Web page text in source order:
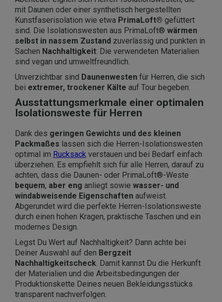
mit Daunen oder einer synthetisch hergestellten
Kunstfaserisolation wie etwa PrimaLoft® gefüttert
sind. Die Isolationswesten aus PrimaLoft® wärmen
selbst in nassem Zustand zuverlässig und punkten in
Sachen Nachhaltigkeit: Die verwendeten Materialien
sind vegan und umweltfreundlich.
Unverzichtbar sind Daunenwesten für Herren, die sich
bei extremer, trockener Kälte auf Tour begeben.
Ausstattungsmerkmale einer optimalen
Isolationsweste für Herren
Dank des geringen Gewichts und des kleinen
Packmaßes lassen sich die Herren-Isolationswesten
optimal im Rucksack verstauen und bei Bedarf einfach
überziehen. Es empfiehlt sich für alle Herren, darauf zu
achten, dass die Daunen- oder PrimaLoft®-Weste
bequem, aber eng anliegt sowie wasser- und
windabweisende Eigenschaften aufweist.
Abgerundet wird die perfekte Herren-Isolationsweste
durch einen hohen Kragen, praktische Taschen und ein
modernes Design.
Legst Du Wert auf Nachhaltigkeit? Dann achte bei
Deiner Auswahl auf den Bergzeit
Nachhaltigkeitscheck. Damit kannst Du die Herkunft
der Materialien und die Arbeitsbedingungen der
Produktionskette Deines neuen Bekleidungsstücks
transparent nachverfolgen.